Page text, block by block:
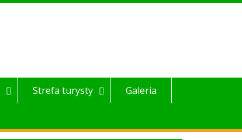
Strefa turysty
Galeria